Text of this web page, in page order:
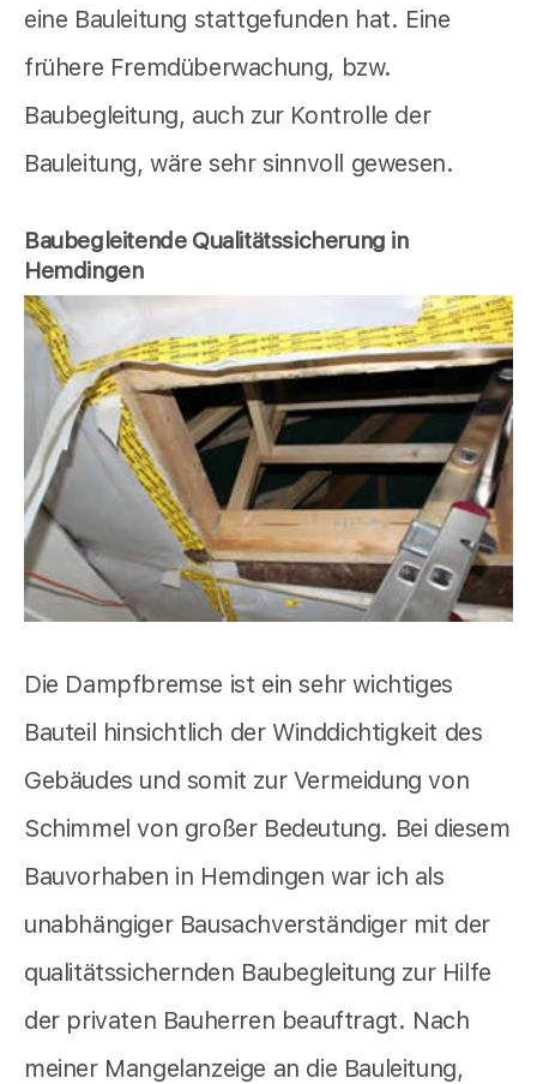
eine Bauleitung stattgefunden hat. Eine
frühere Fremdüberwachung, bzw.
Baubegleitung, auch zur Kontrolle der
Bauleitung, wäre sehr sinnvoll gewesen.
Baubegleitende Qualitätssicherung in
Hemdingen
Die Dampfbremse ist ein sehr wichtiges
Bauteil hinsichtlich der Winddichtigkeit des
Gebäudes und somit zur Vermeidung von
Schimmel von großer Bedeutung. Bei diesem
Bauvorhaben in Hemdingen war ich als
unabhängiger Bausachverständiger mit der
qualitätssichernden Baubegleitung zur Hilfe
der privaten Bauherren beauftragt. Nach
meiner Mangelanzeige an die Bauleitung,